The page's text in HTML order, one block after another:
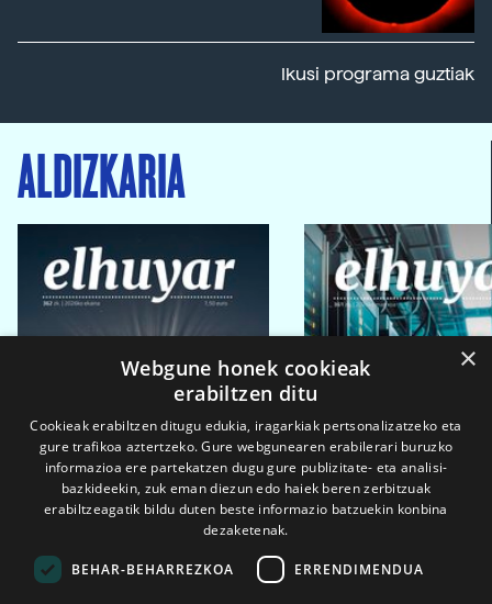
Ikusi programa guztiak
ALDIZKARIA
×
Webgune honek cookieak
erabiltzen ditu
Cookieak erabiltzen ditugu edukia, iragarkiak pertsonalizatzeko eta
gure trafikoa aztertzeko. Gure webgunearen erabilerari buruzko
informazioa ere partekatzen dugu gure publizitate- eta analisi-
bazkideekin, zuk eman diezun edo haiek beren zerbitzuak
erabiltzeagatik bildu duten beste informazio batzuekin konbina
dezaketenak.
BEHAR-BEHARREZKOA ERRENDIMENDUA